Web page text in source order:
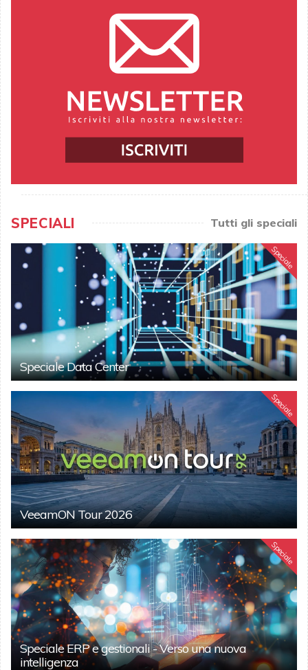
SPECIALI Tutti gli speciali
Speciale
Speciale Data Center
Speciale
VeeamON Tour 2026
Speciale
Speciale ERP e gestionali - Verso una nuova
intelligenza